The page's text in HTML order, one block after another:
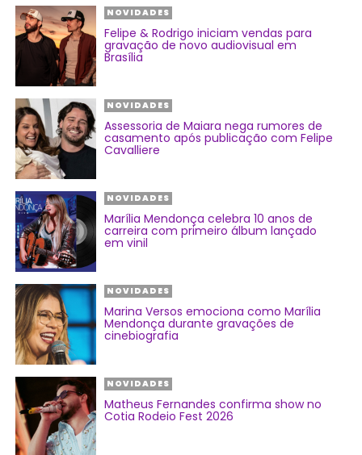
NOVIDADES
Felipe & Rodrigo iniciam vendas para
gravação de novo audiovisual em
Brasília
NOVIDADES
Assessoria de Maiara nega rumores de
casamento após publicação com Felipe
Cavalliere
NOVIDADES
Marília Mendonça celebra 10 anos de
carreira com primeiro álbum lançado
em vinil
NOVIDADES
Marina Versos emociona como Marília
Mendonça durante gravações de
cinebiografia
NOVIDADES
Matheus Fernandes confirma show no
Cotia Rodeio Fest 2026